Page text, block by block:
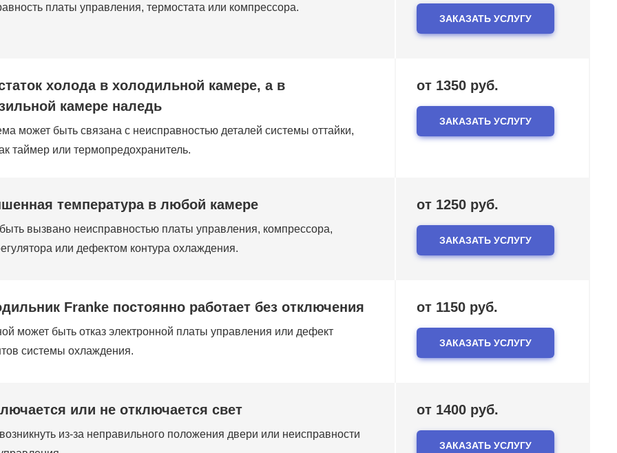
платы управления, термостата или компрессора.
ЗАКАЗАТЬ УСЛУГУ
холода в холодильной камере, а в
камере наледь
может быть связана с неисправностью деталей системы оттайки,
таймер или термопредохранитель.
от 1350 руб.
ЗАКАЗАТЬ УСЛУГУ
температура в любой камере
вызвано неисправностью платы управления, компрессора,
или дефектом контура охлаждения.
от 1250 руб.
ЗАКАЗАТЬ УСЛУГУ
Franke постоянно работает без отключения
может быть отказ электронной платы управления или дефект
системы охлаждения.
от 1150 руб.
ЗАКАЗАТЬ УСЛУГУ
или не отключается свет
из-за неправильного положения двери или неисправности
от 1400 руб.
ЗАКАЗАТЬ УСЛУГУ